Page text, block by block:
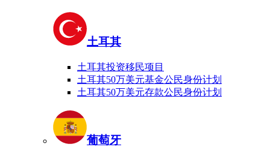
土耳其
土耳其投资移民项目
土耳其50万美元基金公民身份计划
土耳其50万美元存款公民身份计划
葡萄牙